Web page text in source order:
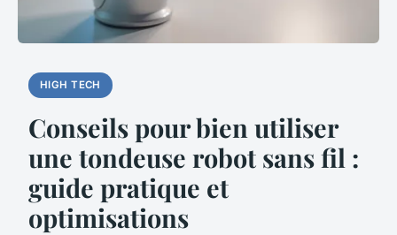
HIGH TECH
Conseils pour bien utiliser
une tondeuse robot sans fil :
guide pratique et
optimisations